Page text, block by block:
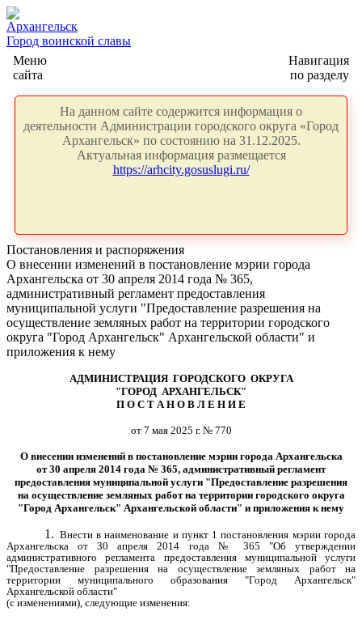
Архангельск
Город воинской славы
Меню
сайта
Навигация
по разделу
На данном сайте содержится информация о
деятельности Администрации городского округа «Город
Архангельск» по состоянию на 31.12.2025.
Актуальная информация размещается
https://arhcity.gosuslugi.ru/
Постановления и распоряжения
О внесении изменений в постановление мэрии города
Архангельска от 30 апреля 2014 года № 365,
административный регламент предоставления
муниципальной услуги "Предоставление разрешения на
осуществление земляных работ на территории городского
округа "Город Архангельск" Архангельской области" и
приложения к нему
АДМИНИСТРАЦИЯ ГОРОДСКОГО ОКРУГА
"ГОРОД АРХАНГЕЛЬСК"
П О С Т А Н О В Л Е Н И Е
от 7 мая 2025 г. № 770
О внесении изменений в постановление мэрии города Архангельска
от 30 апреля 2014 года № 365, административный регламент
предоставления муниципальной услуги "Предоставление разрешения
на осуществление земляных работ на территории городского округа
"Город Архангельск" Архангельской области" и приложения к нему
1. Внести в наименование и пункт 1 постановления мэрии города
Архангельска от 30 апреля 2014 года № 365 "Об утверждении
административного регламента предоставления муниципальной услуги
"Предоставление разрешения на осуществление земляных работ на
территории муниципального образования "Город Архангельск"
Архангельской области"
(с изменениями), следующие изменения: